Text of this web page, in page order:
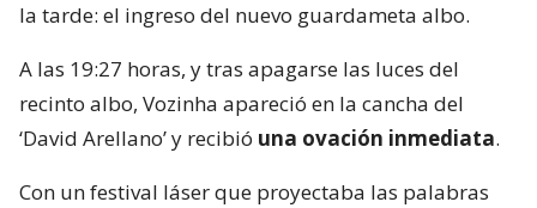
la tarde: el ingreso del nuevo guardameta albo.
A las 19:27 horas, y tras apagarse las luces del
recinto albo, Vozinha apareció en la cancha del
‘David Arellano’ y recibió una ovación inmediata.
Con un festival láser que proyectaba las palabras